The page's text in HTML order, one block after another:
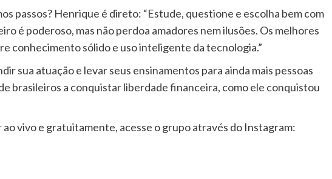
passos? Henrique é direto: “Estude, questione e escolha bem com
é poderoso, mas não perdoa amadores nem ilusões. Os melhores
conhecimento sólido e uso inteligente da tecnologia.”
sua atuação e levar seus ensinamentos para ainda mais pessoas
brasileiros a conquistar liberdade financeira, como ele conquistou
vivo e gratuitamente, acesse o grupo através do Instagram: